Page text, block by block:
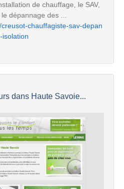
de chauffage, le SAV,
dépannage des ...
chauffagiste-sav-depan
isolation
dans Haute Savoie...